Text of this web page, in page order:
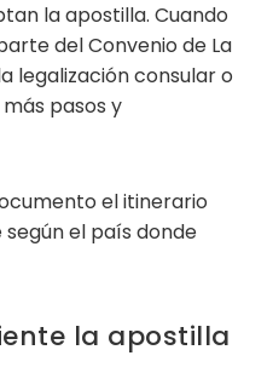
la apostilla. Cuando
del Convenio de La
legalización consular o
pasos y
el itinerario
el país donde
la apostilla